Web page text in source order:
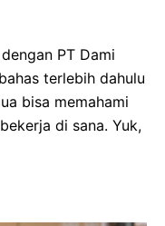
PT Dami
terlebih dahulu
bisa memahami
di sana. Yuk,